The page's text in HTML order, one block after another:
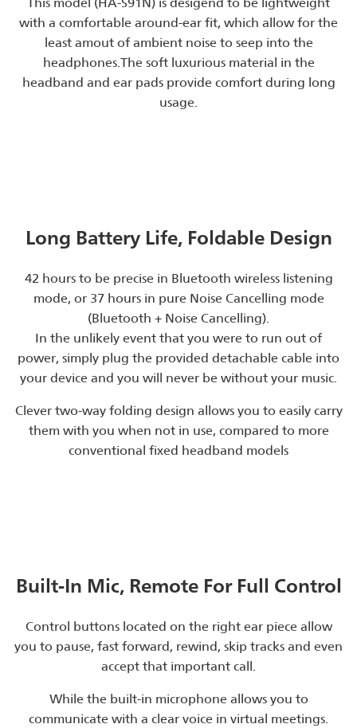
This model (HA-S91N) is desigend to be lightweight
with a comfortable around-ear fit, which allow for the
least amout of ambient noise to seep into the
headphones.The soft luxurious material in the
headband and ear pads provide comfort during long
usage.
Long Battery Life, Foldable Design
42 hours to be precise in Bluetooth wireless listening
mode, or 37 hours in pure Noise Cancelling mode
(Bluetooth + Noise Cancelling).
In the unlikely event that you were to run out of
power, simply plug the provided detachable cable into
your device and you will never be without your music.
Clever two-way folding design allows you to easily carry
them with you when not in use, compared to more
conventional fixed headband models
Built-In Mic, Remote For Full Control
Control buttons located on the right ear piece allow
you to pause, fast forward, rewind, skip tracks and even
accept that important call.
While the built-in microphone allows you to
communicate with a clear voice in virtual meetings.